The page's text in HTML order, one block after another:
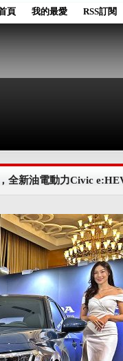
頁 我的最愛 RSS訂閱
全新油電動力Civic